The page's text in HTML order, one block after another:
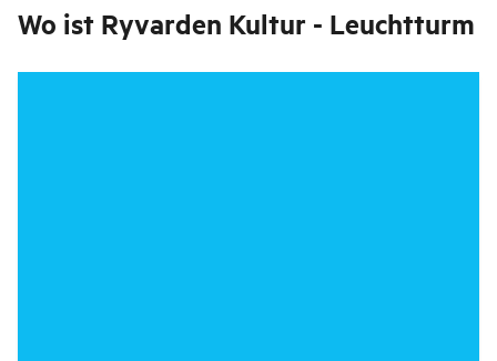
Wo ist Ryvarden Kultur - Leuchtturm